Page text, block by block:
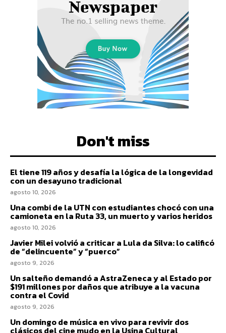
Don't miss
El tiene 119 años y desafía la lógica de la longevidad
con un desayuno tradicional
agosto 10, 2026
Una combi de la UTN con estudiantes chocó con una
camioneta en la Ruta 33, un muerto y varios heridos
agosto 10, 2026
Javier Milei volvió a criticar a Lula da Silva: lo calificó
de “delincuente” y “puerco”
agosto 9, 2026
Un salteño demandó a AstraZeneca y al Estado por
$191 millones por daños que atribuye a la vacuna
contra el Covid
agosto 9, 2026
Un domingo de música en vivo para revivir dos
clásicos del cine mudo en la Usina Cultural